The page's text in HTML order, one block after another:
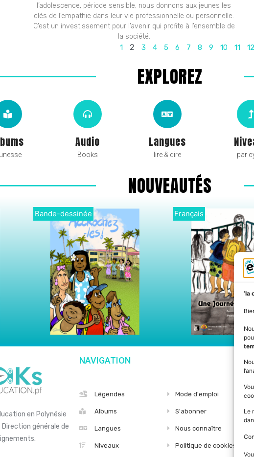
’Ia
Le
l’adolescence, période sensible, nous donnons aux jeunes les
clés de l’empathie dans leur vie professionnelle ou personnelle.
C’est un investissement pour l’avenir qui profite à l’ensemble de
la société.
1 2 3 4 5 6 7 8 9 10 11 12
EXPLOREZ
Audio
Books
Langues
lire & dire par
NOUVEAUTÉS
Français Bilingue
en Polynésie
générale de
NAVIGATION
Légendes
Albums
Langues
Niveaux
Mode d'emploi
S'abonner
Nous connaître
Politique de cookies